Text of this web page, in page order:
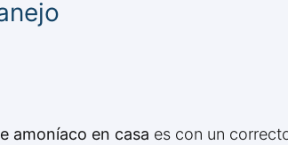
amoníaco en casa es con un